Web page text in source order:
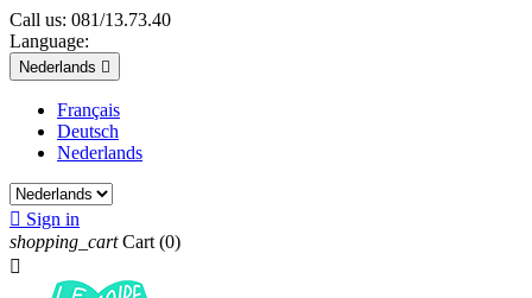
Call us: 081/13.73.40
Language:
Nederlands 
Français
Deutsch
Nederlands
 Sign in
shopping_cart Cart (0)
